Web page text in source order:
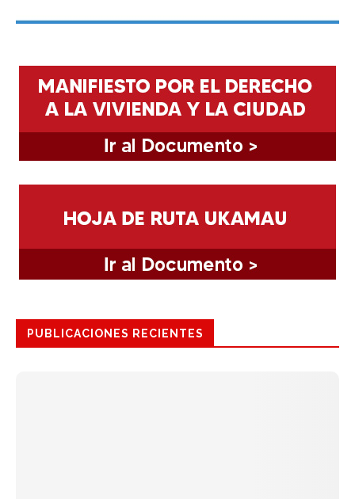
PUBLICACIONES RECIENTES